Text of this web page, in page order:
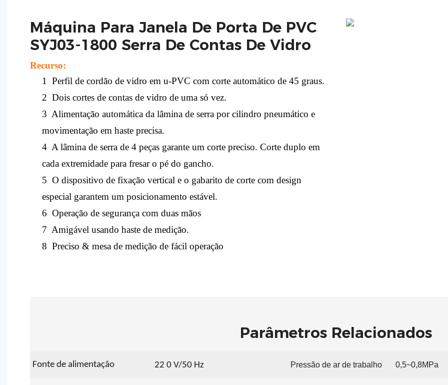
Máquina Para Janela De Porta De PVC
SYJ03-1800 Serra De Contas De Vidro
Recurso:
1 Perfil de cordão de vidro em u-PVC com corte automático de 45 graus.
2 Dois cortes de contas de vidro de uma só vez.
3 Alimentação automática da lâmina de serra por cilindro pneumático e
movimentação em haste precisa.
4 A lâmina de serra de 4 peças garante um corte preciso. Corte duplo em
cada extremidade para fresar o pé do gancho.
5 O dispositivo de fixação vertical e o gabarito de corte com design
especial garantem um posicionamento estável.
6 Operação de segurança com duas mãos
7 Amigável usando haste de medição.
8 Preciso & mesa de medição de fácil operação
Parâmetros Relacionados
Fonte de alimentação 22 0 V/50 Hz Pressão de ar de trabalho 0,5~0,8MPa